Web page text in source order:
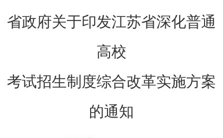
省政府关于印发江苏省深化普通
高校
考试招生制度综合改革实施方案
的通知